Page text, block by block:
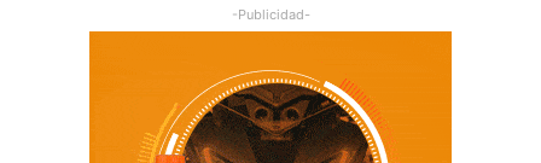
-Publicidad-